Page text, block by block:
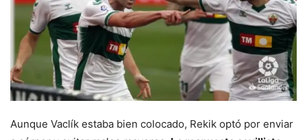
Aunque Vaclík estaba bien colocado, Rekik optó por enviar